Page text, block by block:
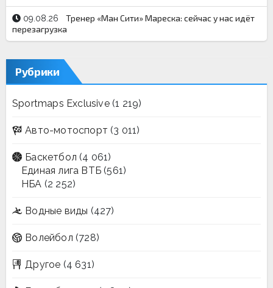
09.08.26
Тренер «Ман Сити» Мареска: сейчас у нас идёт
перезагрузка
Рубрики
Sportmaps Exclusive(1 219)
Авто-мотоспорт (3 011)
Баскетбол (4 061)
Единая лига ВТБ (561)
НБА (2 252)
Водные виды (427)
Волейбол (728)
Другое (4 631)